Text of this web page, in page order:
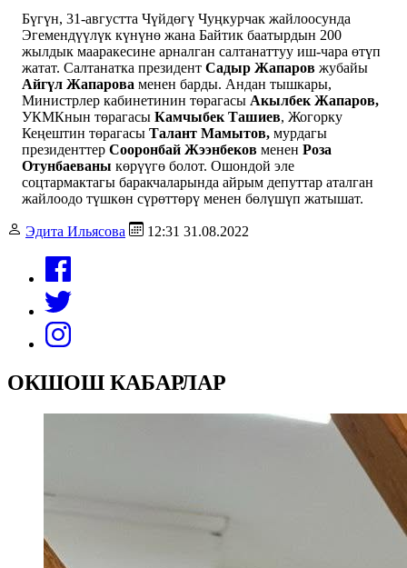
Бүгүн, 31-августта Чүйдөгү Чуңкурчак жайлоосунда
Эгемендүүлүк күнүнө жана Байтик баатырдын 200
жылдык мааракесине арналган салтанаттуу иш-чара өтүп
жатат. Салтанатка президент Садыр Жапаров жубайы
Айгүл Жапарова менен барды. Андан тышкары,
Министрлер кабинетинин төрагасы Акылбек Жапаров,
УКМКнын төрагасы Камчыбек Ташиев, Жогорку
Кеңештин төрагасы Талант Мамытов, мурдагы
президенттер Сооронбай Жээнбеков менен Роза
Отунбаеваны көрүүгө болот. Ошондой эле
соцтармактагы баракчаларында айрым депуттар аталган
жайлоодо түшкөн сүрөттөрү менен бөлүшүп жатышат.
Эдита Ильясова 12:31 31.08.2022
ОКШОШ КАБАРЛАР